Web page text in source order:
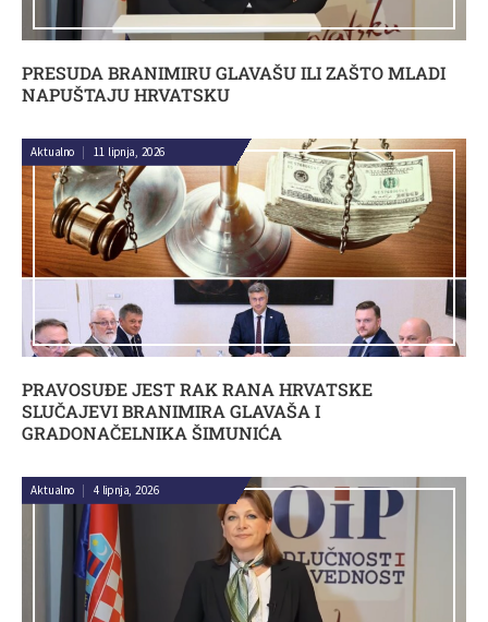
PRESUDA BRANIMIRU GLAVAŠU ILI ZAŠTO MLADI
NAPUŠTAJU HRVATSKU
PRAVOSUĐE JEST RAK RANA HRVATSKE
SLUČAJEVI BRANIMIRA GLAVAŠA I
GRADONAČELNIKA ŠIMUNIĆA
Aktualno | 11 lipnja, 2026
Aktualno | 4 lipnja, 2026